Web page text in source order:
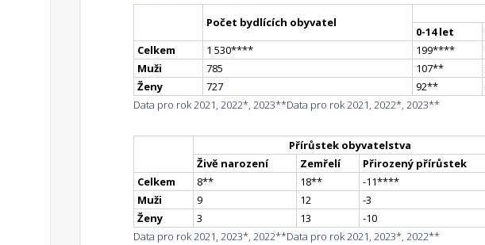
Počet bydlících obyvatel
0-14 let
Celkem
1 530**** 199****
Muži
785 107**
Ženy
727 92**
Data pro rok 2021, 2022*, 2023**Data pro rok 2021, 2022*, 2023**
Přírůstek obyvatelstva
Živě narození Zemřelí Přirozený přírůstek
Celkem
8** 18** -11****
Muži
9 12 -3
Ženy
3 13 -10
Data pro rok 2021, 2023*, 2022**Data pro rok 2021, 2023*, 2022**